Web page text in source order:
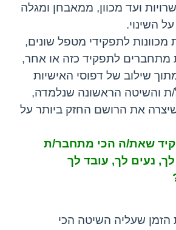
ועד מכוון, ממאבחן ומגלה
השינוי.
מכוונות לתפקידי מטפל שונים,
לתפקיד כזה או אחר,
שילוב של דפוסי האישיות
והשיטה הראשונה שנלמדה,
את הרושם החזק ביותר על
שאת/ה הכי מתחבר/ת
לך, נעים לך, עובד לך
הזמן שעליה השיטה הכי